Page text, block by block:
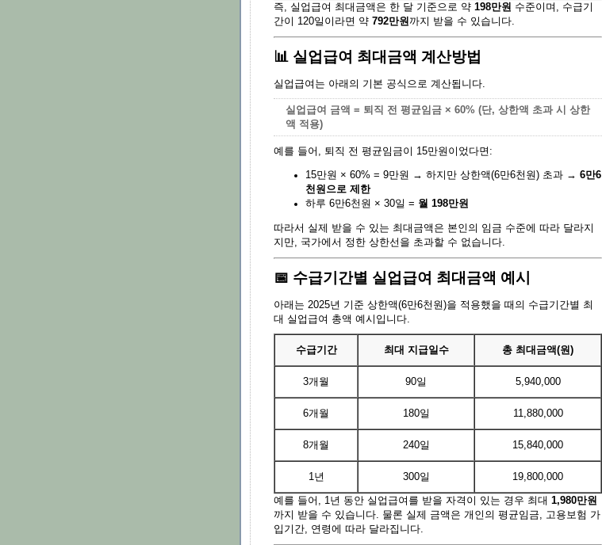
즉, 실업급여 최대금액은 한 달 기준으로 약 198만원 수준이며, 수급기
간이 120일이라면 약 792만원까지 받을 수 있습니다.
📊 실업급여 최대금액 계산방법
실업급여는 아래의 기본 공식으로 계산됩니다.
실업급여 금액 = 퇴직 전 평균임금 × 60% (단, 상한액 초과 시 상한
액 적용)
예를 들어, 퇴직 전 평균임금이 15만원이었다면:
15만원 × 60% = 9만원 → 하지만 상한액(6만6천원) 초과 → 6만6
천원으로 제한
하루 6만6천원 × 30일 = 월 198만원
따라서 실제 받을 수 있는 최대금액은 본인의 임금 수준에 따라 달라지
지만, 국가에서 정한 상한선을 초과할 수 없습니다.
📅 수급기간별 실업급여 최대금액 예시
아래는 2025년 기준 상한액(6만6천원)을 적용했을 때의 수급기간별 최
대 실업급여 총액 예시입니다.
수급기간 최대 지급일수 총 최대금액(원)
3개월 90일 5,940,000
6개월 180일 11,880,000
8개월 240일 15,840,000
1년 300일 19,800,000
예를 들어, 1년 동안 실업급여를 받을 자격이 있는 경우 최대 1,980만원
까지 받을 수 있습니다. 물론 실제 금액은 개인의 평균임금, 고용보험 가
입기간, 연령에 따라 달라집니다.